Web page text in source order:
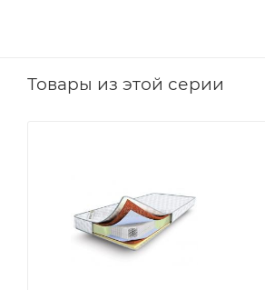
Товары из этой серии